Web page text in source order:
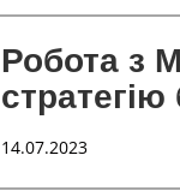
Робота з
14.07.2023